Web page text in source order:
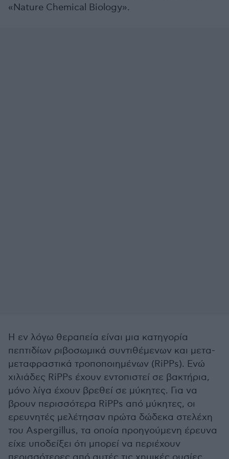
«Nature Chemical Biology».
Η εν λόγω θεραπεία είναι μια κατηγορία
πεπτιδίων ριβοσωμικά συντιθέμενων και μετα-
μεταφραστικά τροποποιημένων (RiPPs). Ενώ
χιλιάδες RiPPs έχουν εντοπιστεί σε βακτήρια,
μόνο λίγα έχουν βρεθεί σε μύκητες. Για να
βρουν περισσότερα RiPPs από μύκητες, οι
ερευνητές μελέτησαν πρώτα δώδεκα στελέχη
του Aspergillus, τα οποία προηγούμενη έρευνα
είχε υποδείξει ότι μπορεί να περιέχουν